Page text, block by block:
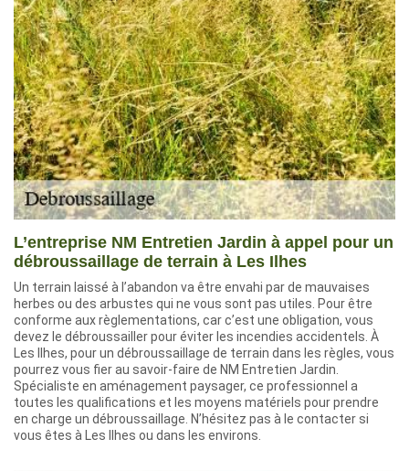
L’entreprise NM Entretien Jardin à appel pour un
débroussaillage de terrain à Les Ilhes
Un terrain laissé à l’abandon va être envahi par de mauvaises
herbes ou des arbustes qui ne vous sont pas utiles. Pour être
conforme aux règlementations, car c’est une obligation, vous
devez le débroussailler pour éviter les incendies accidentels. À
Les Ilhes, pour un débroussaillage de terrain dans les règles, vous
pourrez vous fier au savoir-faire de NM Entretien Jardin.
Spécialiste en aménagement paysager, ce professionnel a
toutes les qualifications et les moyens matériels pour prendre
en charge un débroussaillage. N’hésitez pas à le contacter si
vous êtes à Les Ilhes ou dans les environs.